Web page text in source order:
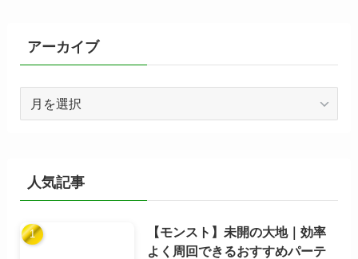
ーアーカイブ
人気記事
【モンスト】未開の大地｜効率
よく周回できるおすすめパーテ